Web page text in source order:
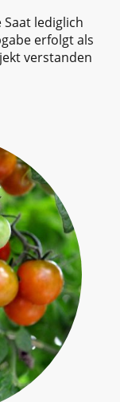
lediglich
erfolgt als
verstanden